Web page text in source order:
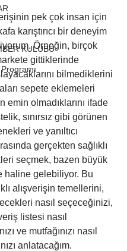
KULÜBÜ
pek çok insan için
karıştırıcı bir deneyim
Örneğin, birçok
gittiklerinde
bilmediklerini
sepete eklemeleri
emin olmadıklarını ifade
sınırsız gibi görünen
ve yanıltıcı
gerçekten sağlıklı
seçmek, bazen büyük
haline gelebiliyor. Bu
alışverişin temellerini,
nasıl seçeceğinizi,
listesi nasıl
ve mutfağınızı nasıl
anlatacağım.